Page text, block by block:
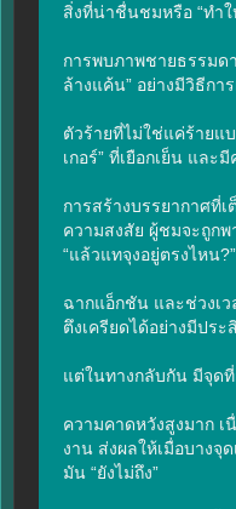
สิ่งที่น่าชื่นชมหรือ “ทำใ
การพบภาพชายธรรมด
ล้างแค้น” อย่างมีวิธีกา
ตัวร้ายที่ไม่ใช่แค่ร้ายแ
เกอร์” ที่เยือกเย็น และ
การสร้างบรรยากาศที่
ความสงสัย ผู้ชมจะถูกพ
“แล้วแทจุงอยู่ตรงไหน?”
ฉากแอ็กชัน และช่วงเว
ตึงเครียดได้อย่างมีปร
แต่ในทางกลับกัน มีจุด
ความคาดหวังสูงมาก เ
งาน ส่งผลให้เมื่อบางจุ
มัน “ยังไม่ถึง”